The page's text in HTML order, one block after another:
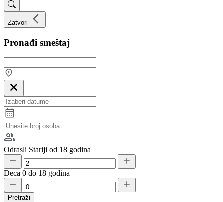
Zatvori
Pronađi smeštaj
Odrasli Stariji od 18 godina
Deca 0 do 18 godina
Pretraži